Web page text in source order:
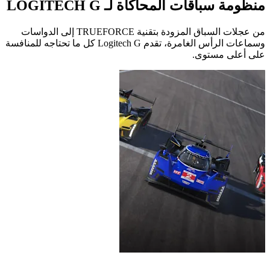
منظومة سباقات المحاكاة لـ LOGITECH G
من عجلات السباق المزودة بتقنية TRUEFORCE إلى الدواسات
وسماعات الرأس الغامرة، تقدم Logitech G كل ما تحتاجه للمنافسة
على أعلى مستوى.